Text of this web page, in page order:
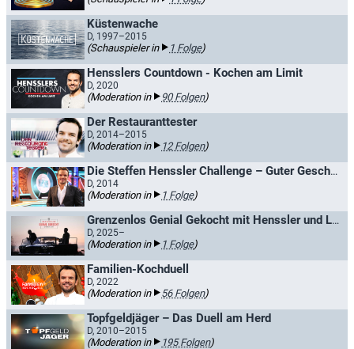
Küstenwache
D, 1997–2015
(Schauspieler in 1 Folge)
Hensslers Countdown - Kochen am Limit
D, 2020
(Moderation in 90 Folgen)
Der Restauranttester
D, 2014–2015
(Moderation in 12 Folgen)
Die Steffen Henssler Challenge – Guter Geschmack gewinnt
D, 2014
(Moderation in 1 Folge)
Grenzenlos Genial Gekocht mit Henssler und Lafer
D, 2025–
(Moderation in 1 Folge)
Familien-Kochduell
D, 2022
(Moderation in 56 Folgen)
Topfgeldjäger – Das Duell am Herd
D, 2010–2015
(Moderation in 195 Folgen)